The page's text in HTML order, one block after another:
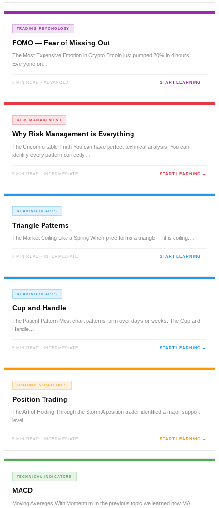
TRADING PSYCHOLOGY
FOMO — Fear of Missing Out
The Most Expensive Emotion in Crypto Bitcoin just pumped 20% in 4 hours.
Everyone on…
5 MIN READ · ADVANCED START LEARNING →
RISK MANAGEMENT
Why Risk Management is Everything
The Uncomfortable Truth You can have perfect technical analysis. You can
identify every pattern correctly.…
5 MIN READ · INTERMEDIATE START LEARNING →
READING CHARTS
Triangle Patterns
The Market Coiling Like a Spring When price forms a triangle — it is coiling.…
6 MIN READ · INTERMEDIATE START LEARNING →
READING CHARTS
Cup and Handle
The Patient Pattern Most chart patterns form over days or weeks. The Cup and
Handle…
5 MIN READ · INTERMEDIATE START LEARNING →
TRADING STRATEGIES
Position Trading
The Art of Holding Through the Storm A position trader identified a major support
level…
5 MIN READ · INTERMEDIATE START LEARNING →
TECHNICAL INDICATORS
MACD
Moving Averages With Momentum In the previous topic we learned how MA